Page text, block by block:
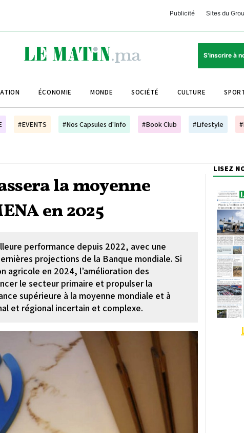
Publicité Sites du
Club Avantages
Le Matin Sports
Le Matin Store
Le Matin
Morocco Today
Bookclub
S'inscrire à
ÉCONOMIE MONDE SOCIÉTÉ CULTURE
#EVENTS #Nos Capsules d'Info #Book Club #Lifestyle
la moyenne
en 2025
performance depuis 2022, avec une
projections de la Banque mondiale. Si
agricole en 2024, l’amélioration des
le secteur primaire et propulser la
supérieure à la moyenne mondiale et à
et régional incertain et complexe.
LISEZ